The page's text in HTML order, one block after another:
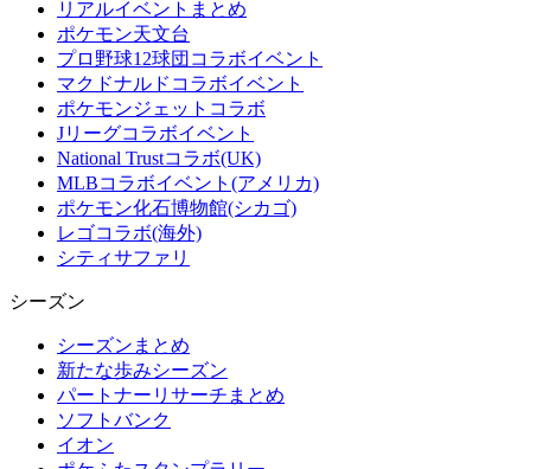
リアルイベントまとめ
ポケモン天文台
プロ野球12球団コラボイベント
マクドナルドコラボイベント
ポケモンジェットコラボ
Jリーグコラボイベント
National Trustコラボ(UK)
MLBコラボイベント(アメリカ)
ポケモン化石博物館(シカゴ)
レゴコラボ(海外)
シティサファリ
シーズン
シーズンまとめ
新たな歩みシーズン
パートナーリサーチまとめ
ソフトバンク
イオン